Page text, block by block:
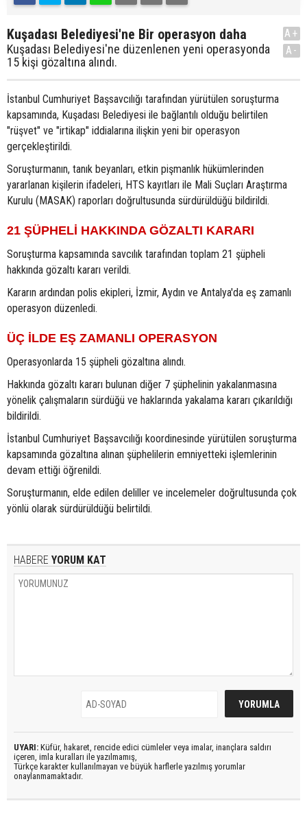
Kuşadası Belediyesi'ne Bir operasyon daha
Kuşadası Belediyesi'ne düzenlenen yeni operasyonda
15 kişi gözaltına alındı.
A+
A-
İstanbul Cumhuriyet Başsavcılığı tarafından yürütülen soruşturma
kapsamında, Kuşadası Belediyesi ile bağlantılı olduğu belirtilen
"rüşvet" ve "irtikap" iddialarına ilişkin yeni bir operasyon
gerçekleştirildi.
Soruşturmanın, tanık beyanları, etkin pişmanlık hükümlerinden
yararlanan kişilerin ifadeleri, HTS kayıtları ile Mali Suçları Araştırma
Kurulu (MASAK) raporları doğrultusunda sürdürüldüğü bildirildi.
21 ŞÜPHELİ HAKKINDA GÖZALTI KARARI
Soruşturma kapsamında savcılık tarafından toplam 21 şüpheli
hakkında gözaltı kararı verildi.
Kararın ardından polis ekipleri, İzmir, Aydın ve Antalya'da eş zamanlı
operasyon düzenledi.
ÜÇ İLDE EŞ ZAMANLI OPERASYON
Operasyonlarda 15 şüpheli gözaltına alındı.
Hakkında gözaltı kararı bulunan diğer 7 şüphelinin yakalanmasına
yönelik çalışmaların sürdüğü ve haklarında yakalama kararı çıkarıldığı
bildirildi.
İstanbul Cumhuriyet Başsavcılığı koordinesinde yürütülen soruşturma
kapsamında gözaltına alınan şüphelilerin emniyetteki işlemlerinin
devam ettiği öğrenildi.
Soruşturmanın, elde edilen deliller ve incelemeler doğrultusunda çok
yönlü olarak sürdürüldüğü belirtildi.
HABERE YORUM KAT
UYARI: Küfür, hakaret, rencide edici cümleler veya imalar, inançlara saldırı
içeren, imla kuralları ile yazılmamış,
Türkçe karakter kullanılmayan ve büyük harflerle yazılmış yorumlar
onaylanmamaktadır.